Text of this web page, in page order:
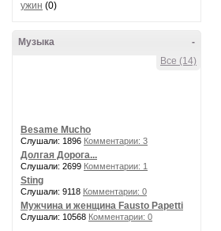
ужин (0)
-
Музыка
Все (14)
Besame Mucho
Слушали: 1896 Комментарии: 3
Долгая Дорога...
Слушали: 2699 Комментарии: 1
Sting
Слушали: 9118 Комментарии: 0
Мужчина и женщина Fausto Papetti
Слушали: 10568 Комментарии: 0